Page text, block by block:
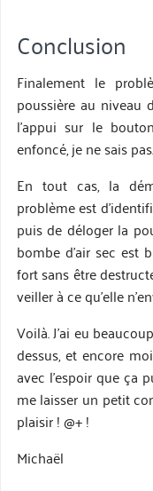
Conclusion
Finalement le
poussière au niveau
l’appui sur le
enfoncé, je ne sais pas.
En tout cas, la
problème est
puis de déloger la
bombe d’air sec est
fort sans être
veiller à ce qu’elle
Voilà. J’ai eu
dessus, et encore
avec l’espoir que ça
me laisser un petit
plaisir ! @+ !
Michaël